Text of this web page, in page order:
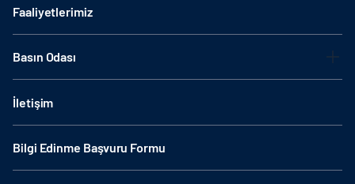
Faaliyetlerimiz
Basın Odası
İletişim
Bilgi Edinme Başvuru Formu